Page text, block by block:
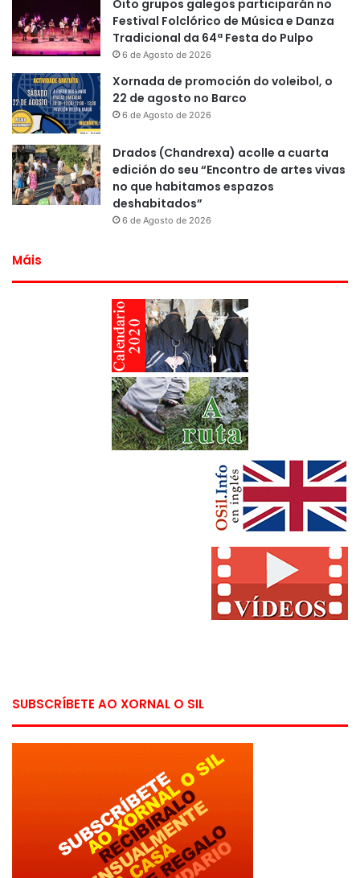
Oito grupos galegos participarán no
Festival Folclórico de Música e Danza
Tradicional da 64ª Festa do Pulpo
6 de Agosto de 2026
Xornada de promoción do voleibol, o
22 de agosto no Barco
6 de Agosto de 2026
Drados (Chandrexa) acolle a cuarta
edición do seu “Encontro de artes vivas
no que habitamos espazos
deshabitados”
6 de Agosto de 2026
Máis
SUBSCRÍBETE AO XORNAL O SIL